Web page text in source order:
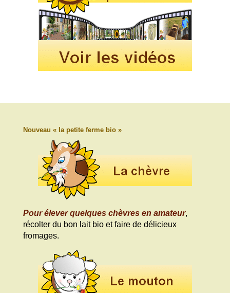
Nouveau « la petite ferme bio »
Pour élever quelques chèvres en amateur,
récolter du bon lait bio et faire de délicieux
fromages.